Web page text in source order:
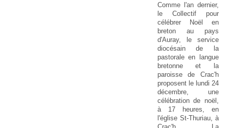
Comme l'an dernier,
le Collectif pour
célébrer Noël en
breton au pays
d'Auray, le service
diocésain de la
pastorale en langue
bretonne et la
paroisse de Crac'h
proposent le lundi 24
décembre, une
célébration de noël,
à 17 heures, en
l'église St-Thuriau, à